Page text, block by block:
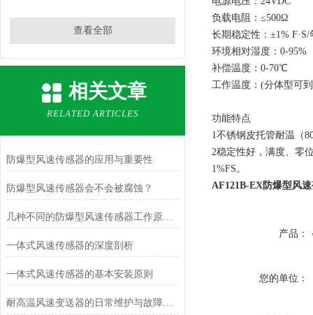
查看全部
相关文章
RELATED ARTICLES
防爆型风速传感器的应用与重要性
防爆型风速传感器会不会被腐蚀？
几种不同的防爆型风速传感器工作原理介绍
一体式风速传感器的深度剖析
一体式风速传感器的基本安装原则
耐高温风速变送器的日常维护与故障排查指南
负载电阻：≤500Ω
长期稳定性：±1% F·S/
环境相对湿度：0-95%
补偿温度：0-70℃
工作温度：(分体型可
功能特点
1不锈钢皮托管耐温（
2稳定性好，满度、零
1%FS。
AF121B-EX防爆型风
产品：
您的单位：